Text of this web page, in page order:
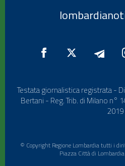
Testata giornalistica registrata -
Bertani - Reg. Trib. di Milano n°
2019
© Copyright Regione Lombardia tutti i
Piazza Città di